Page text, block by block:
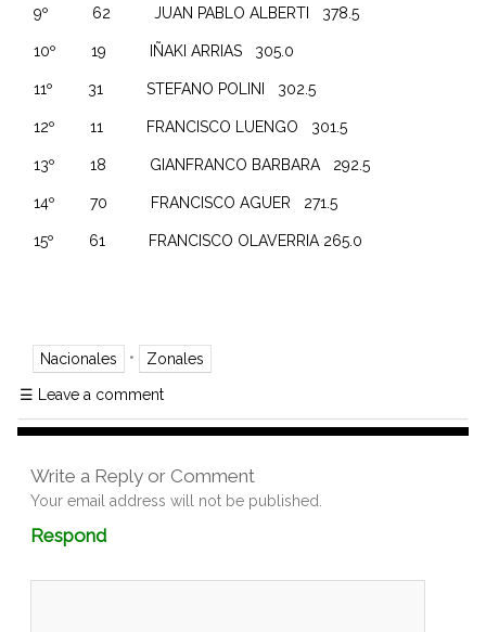
9º 62 JUAN PABLO ALBERTI 378.5
10º 19 IÑAKI ARRIAS 305.0
11º 31 STEFANO POLINI 302.5
12º 11 FRANCISCO LUENGO 301.5
13º 18 GIANFRANCO BARBARA 292.5
14º 70 FRANCISCO AGUER 271.5
15º 61 FRANCISCO OLAVERRIA 265.0
Nacionales • Zonales
☰ Leave a comment
Write a Reply or Comment
Your email address will not be published.
RespondComment
box